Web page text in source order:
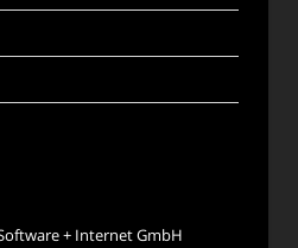
+ Internet GmbH